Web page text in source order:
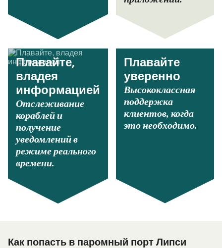
Плавайте,
владея
информацией
Отслеживание
кораблей и
получение
уведомлений в
режиме реального
времени.
Плавайте
уверенно
Высококлассная
поддержка
клиентов, когда
это необходимо.
Как попасть в паромный порт Липси